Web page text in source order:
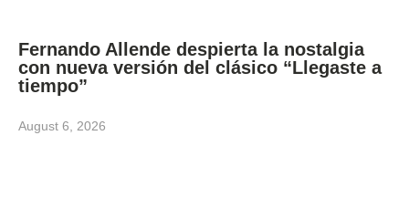
Fernando Allende despierta la nostalgia
con nueva versión del clásico “Llegaste a
tiempo”
August 6, 2026